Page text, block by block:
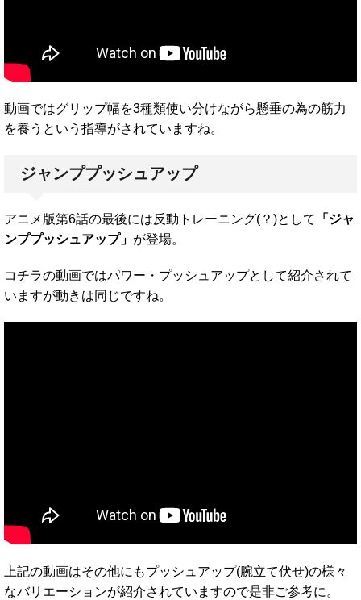
動画ではグリップ幅を3種類使い分けながら懸垂の為の筋力
を養うという指導がされていますね。
ジャンププッシュアップ
アニメ版第6話の最後には反動トレーニング(？)として
「ジャ
ンププッシュアップ」 が登場。
コチラの動画ではパワー・プッシュアップとして紹介されて
いますが動きは同じですね。
上記の動画はその他にもプッシュアップ(腕立て伏せ)の様々
なバリエーションが紹介されていますので是非ご参考に。